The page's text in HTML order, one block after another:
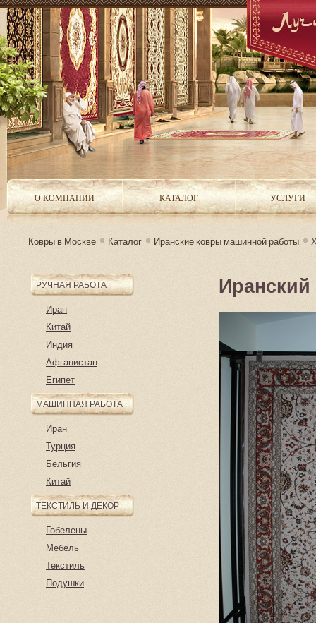
Ковры в Москве Каталог Иранские ковры машинной работы
РУЧНАЯ РАБОТА
Иран
Китай
Индия
Афганистан
Египет
МАШИННАЯ РАБОТА
Иран
Турция
Бельгия
Китай
ТЕКСТИЛЬ И ДЕКОР
Гобелены
Мебель
Текстиль
Подушки
О КОМПАНИИ КАТАЛОГ УСЛУГИ